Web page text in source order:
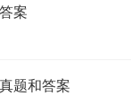
案
题和答案